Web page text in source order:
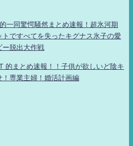
一同驚愕騒然まとめ速報！超氷河期
ですべてを失ったキグナス氷子の愛
ー脱出大作戦
的まとめ速報！！子供が欲しいど陰キ
！専業主婦！婚活計画編